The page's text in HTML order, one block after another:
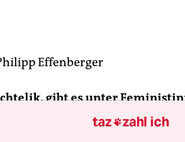
Effenberger
gibt es unter
zum Thema Abtreibung?
taz zahl ich